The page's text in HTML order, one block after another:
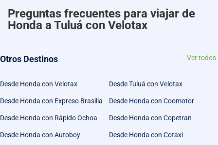
Preguntas frecuentes para viajar de
Honda a Tuluá con Velotax
Otros Destinos Ver todos
Desde Honda con Velotax Desde Tuluá con Velotax
Desde Honda con Expreso Brasilia Desde Honda con Coomotor
Desde Honda con Rápido Ochoa Desde Honda con Copetran
Desde Honda con Autoboy Desde Honda con Cotaxi